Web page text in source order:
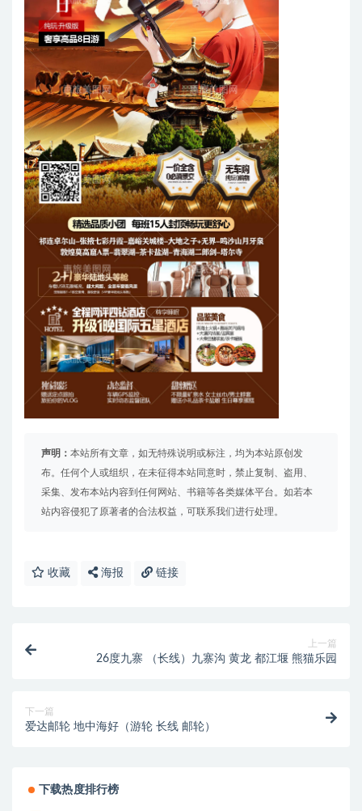
声明： 本站所有文章，如无特殊说明或标注，均为本站原创发
布。任何个人或组织，在未征得本站同意时，禁止复制、盗用、
采集、发布本站内容到任何网站、书籍等各类媒体平台。如若本
站内容侵犯了原著者的合法权益，可联系我们进行处理。
收藏 海报 链接
上一篇
26度九寨 （长线）九寨沟 黄龙 都江堰 熊猫乐园
下一篇
爱达邮轮 地中海好（游轮 长线 邮轮）
下载热度排行榜